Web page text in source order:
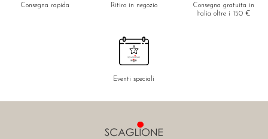
Consegna rapida Ritiro in negozio
Consegna gratuita in
Italia oltre i 150 €
Eventi speciali